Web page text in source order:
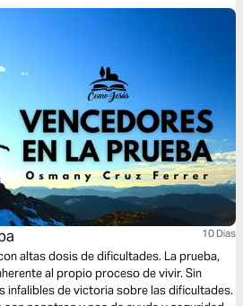
10 Dias
altas dosis de dificultades. La prueba,
al propio proceso de vivir. Sin
infalibles de victoria sobre las dificultades.